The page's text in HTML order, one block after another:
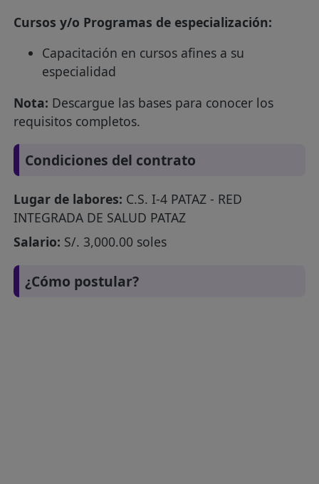
Cursos y/o Programas de especialización:
Capacitación en cursos afines a su
especialidad
Nota: Descargue las bases para conocer los
requisitos completos.
Condiciones del contrato
Lugar de labores: C.S. I-4 PATAZ - RED
INTEGRADA DE SALUD PATAZ
Salario: S/. 3,000.00 soles
¿Cómo postular?